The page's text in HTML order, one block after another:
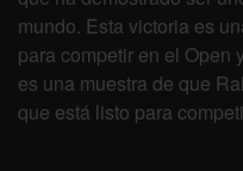
mundo. Esta victoria es
para competir en el Open
es una muestra de que
que está listo para